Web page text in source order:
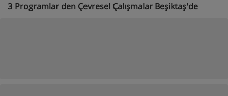
3 Programlar den Çevresel Çalışmalar Beşiktaş'de